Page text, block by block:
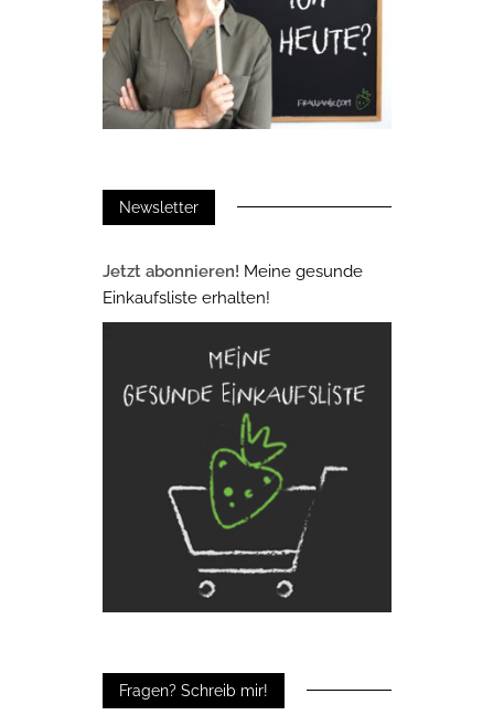
Newsletter
Jetzt abonnieren! Meine gesunde
Einkaufsliste erhalten!
Fragen? Schreib mir!